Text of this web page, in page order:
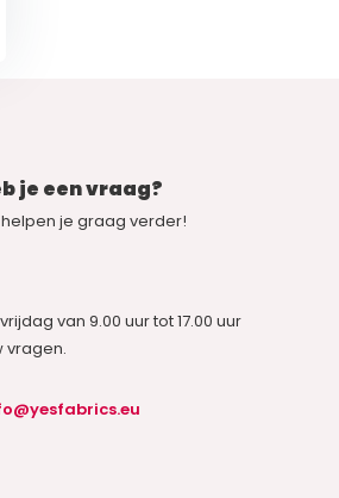
je een vraag?
helpen je graag verder!
van 9.00 uur tot 17.00 uur
vragen.